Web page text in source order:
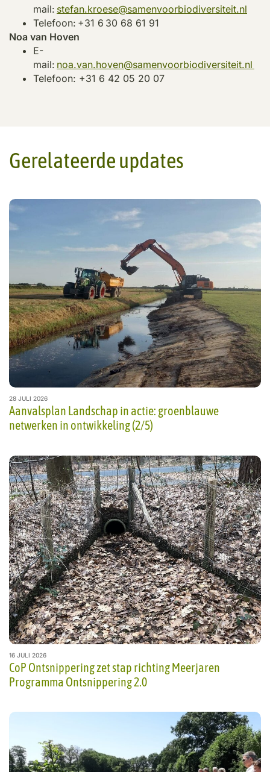
mail: stefan.kroese@samenvoorbiodiversiteit.nl
Telefoon: +31 6 30 68 61 91
Noa van Hoven
E-
mail: noa.van.hoven@samenvoorbiodiversiteit.nl
Telefoon: +31 6 42 05 20 07
Gerelateerde updates
28 JULI 2026
Aanvalsplan Landschap in actie: groenblauwe
netwerken in ontwikkeling (2/5)
16 JULI 2026
CoP Ontsnippering zet stap richting Meerjaren
Programma Ontsnippering 2.0